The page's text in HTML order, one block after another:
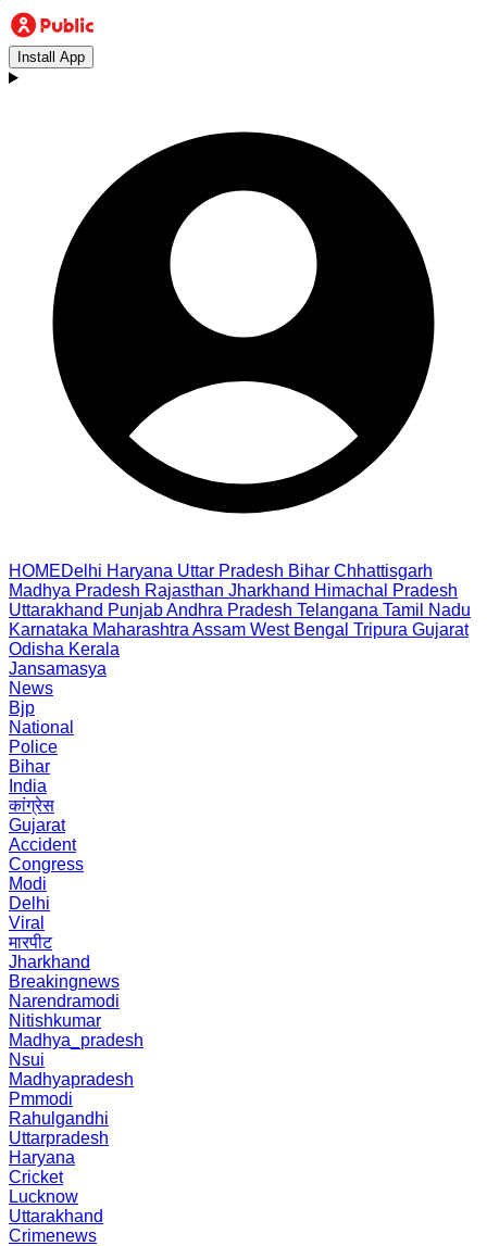
Install App
HOMEDelhi Haryana Uttar Pradesh Bihar Chhattisgarh
Madhya Pradesh Rajasthan Jharkhand Himachal Pradesh
Uttarakhand PunjabAndhra Pradesh Telangana Tamil Nadu
Karnataka Maharashtra Assam West Bengal Tripura Gujarat
Odisha Kerala
Jansamasya
News
Bjp
National
Police
Bihar
India
कांग्रेस
Gujarat
Accident
Congress
Modi
Delhi
Viral
मारपीट
Jharkhand
Breakingnews
Narendramodi
Nitishkumar
Madhya_pradesh
Nsui
Madhyapradesh
Pmmodi
Rahulgandhi
Uttarpradesh
Haryana
Cricket
Lucknow
Uttarakhand
Crimenews